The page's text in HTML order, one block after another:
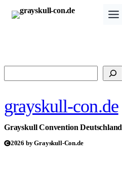
Zum
Inhalt
grayskull-con.de
Grayskull Convention Deutschland
2026 by Grayskull-Con.de